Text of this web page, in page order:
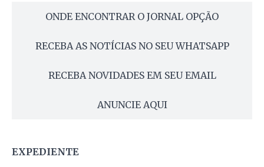
ONDE ENCONTRAR O JORNAL OPÇÃO
RECEBA AS NOTÍCIAS NO SEU WHATSAPP
RECEBA NOVIDADES EM SEU EMAIL
ANUNCIE AQUI
EXPEDIENTE